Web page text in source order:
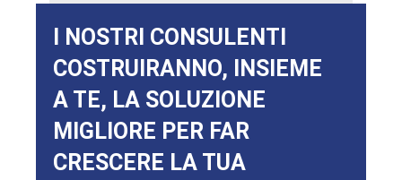
I NOSTRI CONSULENTI
COSTRUIRANNO, INSIEME
A TE, LA SOLUZIONE
MIGLIORE PER FAR
CRESCERE LA TUA